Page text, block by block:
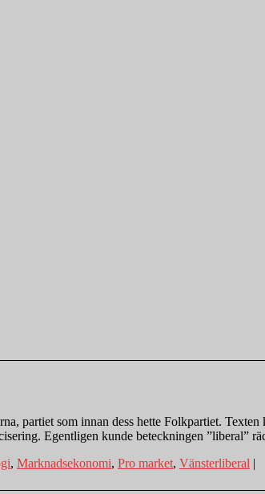
partiet som innan dess hette Folkpartiet.
Egentligen kunde beteckningen ”liberal”
, Marknadsekonomi, Pro market, Vänsterliberal |